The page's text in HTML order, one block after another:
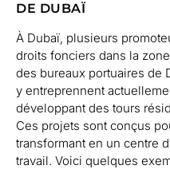
DE DUBAÏ
À Dubaï, plusieurs
droits fonciers dans la
des bureaux portuaires de
y entreprennent
développant des tours
Ces projets sont conçus
transformant en un centre
travail. Voici quelques